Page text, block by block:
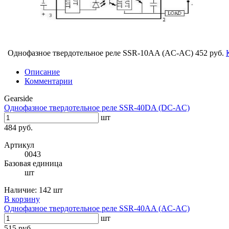
Однофазное твердотельное реле SSR-10AA (AC-AC) 452 руб.
Описание
Комментарии
Gearside
Однофазное твердотельное реле SSR-40DA (DC-AC)
шт
484 руб.
Артикул
0043
Базовая единица
шт
Наличие: 142 шт
В корзину
Однофазное твердотельное реле SSR-40AA (AC-AC)
шт